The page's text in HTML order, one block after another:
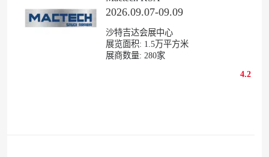
2026.09.07-09.09
沙特吉达会展中心
展览面积: 1.5万平方米
展商数量: 280家
4.2